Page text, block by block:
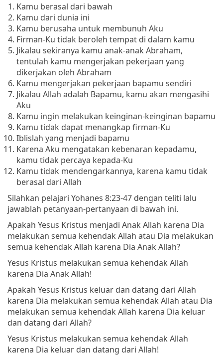
Kamu berasal dari bawah
Kamu dari dunia ini
Kamu berusaha untuk membunuh Aku
Firman-Ku tidak beroleh tempat di dalam kamu
Jikalau sekiranya kamu anak-anak Abraham,
tentulah kamu mengerjakan pekerjaan yang
dikerjakan oleh Abraham
Kamu mengerjakan pekerjaan bapamu sendiri
Jikalau Allah adalah Bapamu, kamu akan mengasihi
Aku
Kamu ingin melakukan keinginan-keinginan bapamu
Kamu tidak dapat menangkap firman-Ku
Iblislah yang menjadi bapamu
Karena Aku mengatakan kebenaran kepadamu,
kamu tidak percaya kepada-Ku
Kamu tidak mendengarkannya, karena kamu tidak
berasal dari Allah
Silahkan pelajari Yohanes 8:23-47 dengan teliti lalu
jawablah petanyaan-pertanyaan di bawah ini.
Apakah Yesus Kristus menjadi Anak Allah karena Dia
melakukan semua kehendak Allah atau Dia melakukan
semua kehendak Allah karena Dia Anak Allah?
Yesus Kristus melakukan semua kehendak Allah
karena Dia Anak Allah!
Apakah Yesus Kristus keluar dan datang dari Allah
karena Dia melakukan semua kehendak Allah atau Dia
melakukan semua kehendak Allah karena Dia keluar
dan datang dari Allah?
Yesus Kristus melakukan semua kehendak Allah
karena Dia keluar dan datang dari Allah!